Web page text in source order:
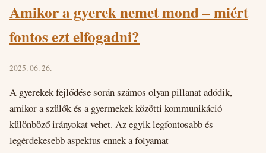
Amikor a gyerek nemet mond – miért
fontos ezt elfogadni?
2025. 06. 26.
A gyerekek fejlődése során számos olyan pillanat adódik,
amikor a szülők és a gyermekek közötti kommunikáció
különböző irányokat vehet. Az egyik legfontosabb és
legérdekesebb aspektus ennek a folyamat